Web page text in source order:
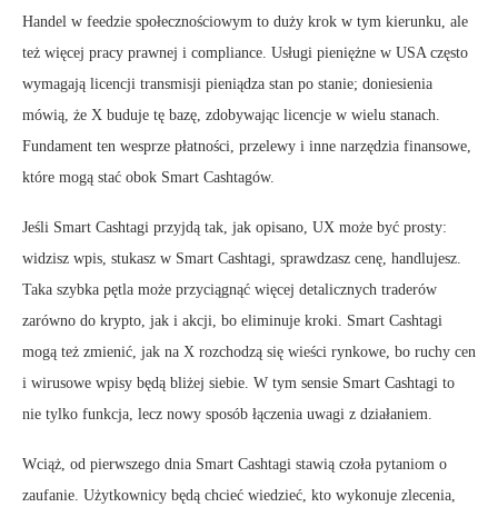
Handel w feedzie społecznościowym to duży krok w tym kierunku, ale
też więcej pracy prawnej i compliance. Usługi pieniężne w USA często
wymagają licencji transmisji pieniądza stan po stanie; doniesienia
mówią, że X buduje tę bazę, zdobywając licencje w wielu stanach.
Fundament ten wesprze płatności, przelewy i inne narzędzia finansowe,
które mogą stać obok Smart Cashtagów.
Jeśli Smart Cashtagi przyjdą tak, jak opisano, UX może być prosty:
widzisz wpis, stukasz w Smart Cashtagi, sprawdzasz cenę, handlujesz.
Taka szybka pętla może przyciągnąć więcej detalicznych traderów
zarówno do krypto, jak i akcji, bo eliminuje kroki. Smart Cashtagi
mogą też zmienić, jak na X rozchodzą się wieści rynkowe, bo ruchy cen
i wirusowe wpisy będą bliżej siebie. W tym sensie Smart Cashtagi to
nie tylko funkcja, lecz nowy sposób łączenia uwagi z działaniem.
Wciąż, od pierwszego dnia Smart Cashtagi stawią czoła pytaniom o
zaufanie. Użytkownicy będą chcieć wiedzieć, kto wykonuje zlecenia,